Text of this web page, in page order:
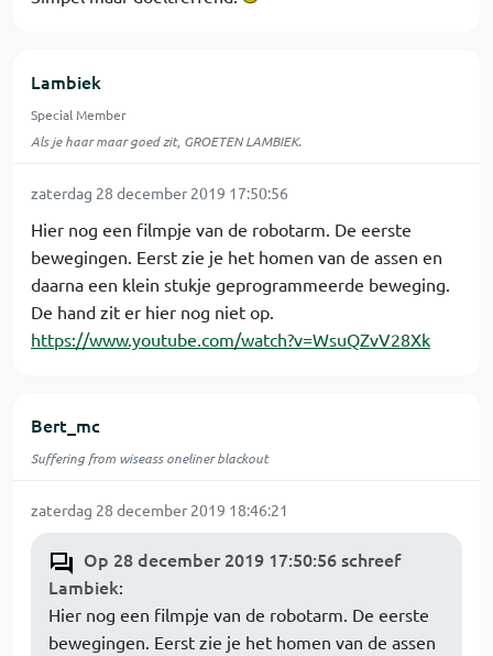
Lambiek
Special Member
Als je haar maar goed zit, GROETEN LAMBIEK.
zaterdag 28 december 2019 17:50:56
Hier nog een filmpje van de robotarm. De eerste
bewegingen. Eerst zie je het homen van de assen en
daarna een klein stukje geprogrammeerde beweging.
De hand zit er hier nog niet op.
https://www.youtube.com/watch?v=WsuQZvV28Xk
Bert_mc
Suffering from wiseass oneliner blackout
zaterdag 28 december 2019 18:46:21
Op 28 december 2019 17:50:56 schreef
Lambiek:
Hier nog een filmpje van de robotarm. De eerste
bewegingen. Eerst zie je het homen van de assen